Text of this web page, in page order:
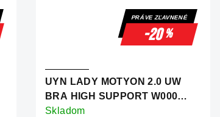
PRÁVE ZĽAVNENÉ
-20%
UYN LADY MOTYON 2.0 UW
BRA HIGH SUPPORT W000
WHITE
Skladom